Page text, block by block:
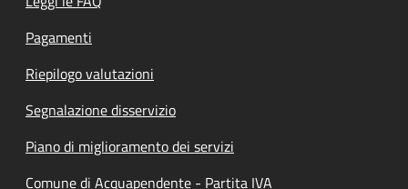
Pagamenti
Riepilogo valutazioni
Segnalazione disservizio
Piano di miglioramento dei servizi
Comune di Acquapendente - Partita IVA